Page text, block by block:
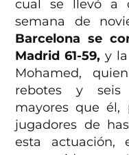
cual se llevó a
semana de
Barcelona se
Madrid 61-59, y
Mohamed,
rebotes y seis
mayores que él,
jugadores de
esta